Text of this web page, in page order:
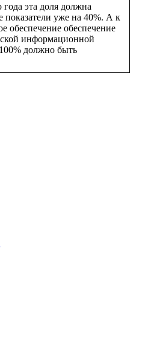
эта доля должна
показатели уже на 40%. А к
обеспечение обеспечение
информационной
должно быть